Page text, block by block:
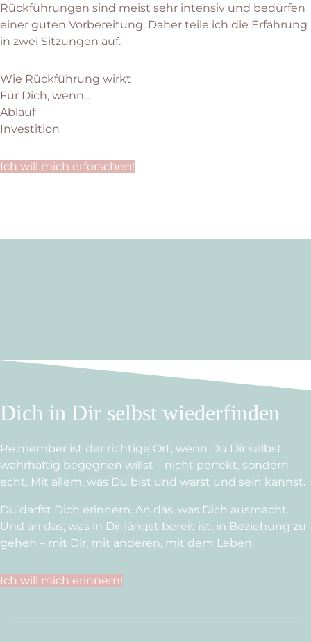
Rückführungen sind meist sehr intensiv und bedürfen
einer guten Vorbereitung. Daher teile ich die Erfahrung
in zwei Sitzungen auf.
Wie Rückführung wirkt
Für Dich, wenn...
Ablauf
Investition
Ich will mich erforschen!
Dich in Dir selbst wiederfinden
Re:member ist der richtige Ort, wenn Du Dir selbst
wahrhaftig begegnen willst – nicht perfekt, sondern
echt. Mit allem, was Du bist und warst und sein kannst.
Du darfst Dich erinnern. An das, was Dich ausmacht.
Und an das, was in Dir längst bereit ist, in Beziehung zu
gehen – mit Dir, mit anderen, mit dem Leben.
Ich will mich erinnern!